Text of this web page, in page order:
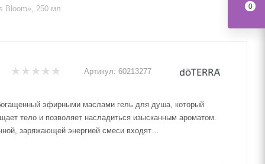
Bloom», 250 мл
Артикул: 60213277
эфирными маслами гель для душа, который
тело и позволяет насладиться изысканным ароматом.
заряжающей энергией смеси входят
по стандарту CPTG® эфирные масла дикого апельсина
0